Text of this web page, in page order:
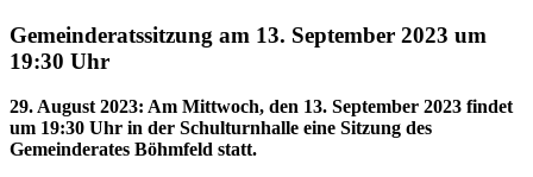
Gemeinderatssitzung am 13. September 2023 um
19:30 Uhr
29. August 2023: Am Mittwoch, den 13. September 2023 findet
um 19:30 Uhr in der Schulturnhalle eine Sitzung des
Gemeinderates Böhmfeld statt.